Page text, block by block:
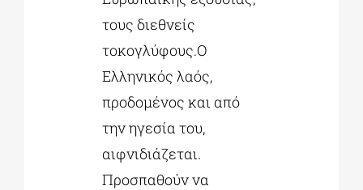
τους διεθνείς
τοκογλύφους.Ο
Ελληνικός λαός,
προδομένος και από
την ηγεσία του,
αιφνιδιάζεται.
Προσπαθούν να